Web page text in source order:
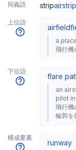
同義語 stripairstrip
上位語
airfield
a
飛行機
下位語
flare
an
pilot
飛行機
輪郭を
構成要素
runway